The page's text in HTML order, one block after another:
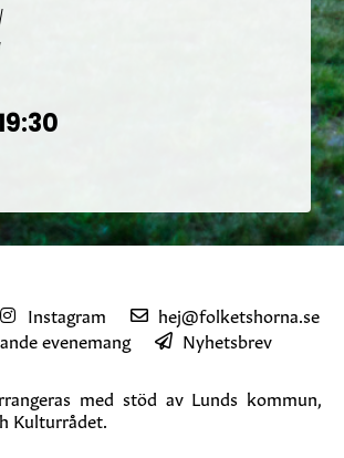
Instagram
hej@folketshorna.se
evenemang
Nyhetsbrev
med stöd av Lunds kommun,
Kulturrådet.